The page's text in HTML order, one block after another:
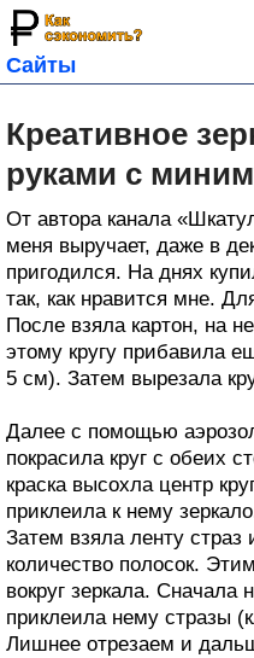
Сайты
Креативное
руками с
От автора канала
меня выручает, даже в
пригодился. На днях
так, как нравится мне.
После взяла картон, на
этому кругу прибавила
5 см). Затем вырезала
Далее с помощью
покрасила круг с обеих
краска высохла центр
приклеила к нему
Затем взяла ленту страз
количество полосок.
вокруг зеркала. Сначала
приклеила нему стразы
Лишнее отрезаем и